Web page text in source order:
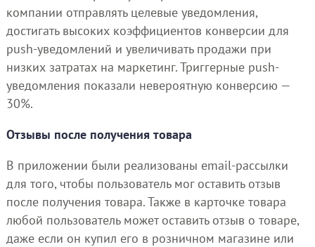
компании отправлять целевые уведомления,
достигать высоких коэффициентов конверсии для
push-уведомлений и увеличивать продажи при
низких затратах на маркетинг. Триггерные push-
уведомления показали невероятную конверсию —
30%.
Отзывы после получения товара
В приложении были реализованы email-рассылки
для того, чтобы пользователь мог оставить отзыв
после получения товара. Также в карточке товара
любой пользователь может оставить отзыв о товаре,
даже если он купил его в розничном магазине или